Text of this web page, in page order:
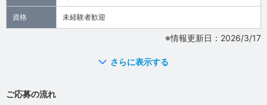
資格 未経験者歓迎
※情報更新日：2026/3/17
さらに表示する
ご応募の流れ